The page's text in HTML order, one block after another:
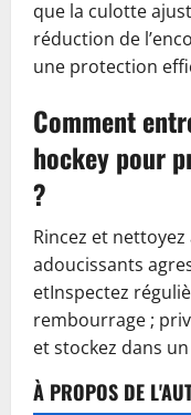
que la culotte
réduction de
une protection
Comment
hockey pour
?
Rincez et
adoucissants
etInspectez
rembourrage ;
et stockez dans
À PROPOS DE